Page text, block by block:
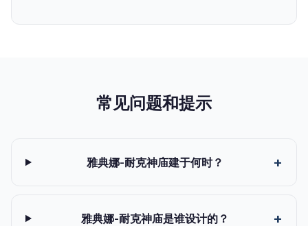
常见问题和提示
雅典娜-耐克神庙建于何时？
雅典娜-耐克神庙是谁设计的？